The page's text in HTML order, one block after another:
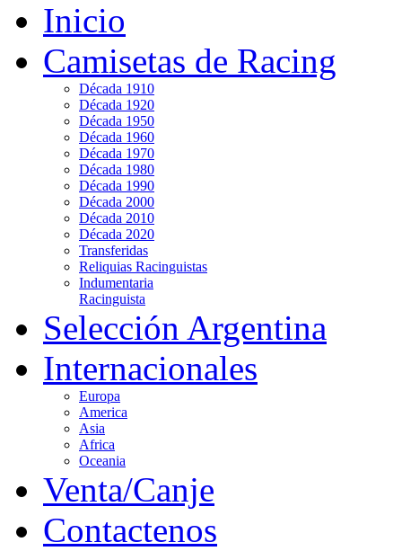
Inicio
Camisetas de Racing
Década 1910
Década 1920
Década 1950
Década 1960
Década 1970
Década 1980
Década 1990
Década 2000
Década 2010
Década 2020
Transferidas
Reliquias Racinguistas
Indumentaria
Racinguista
Selección Argentina
Internacionales
Europa
America
Asia
Africa
Oceania
Venta/Canje
Contactenos